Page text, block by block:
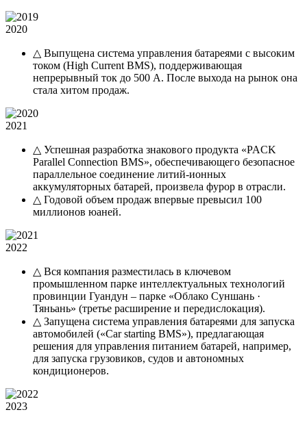
2020
△ Выпущена система управления батареями с высоким
током (High Current BMS), поддерживающая
непрерывный ток до 500 А. После выхода на рынок она
стала хитом продаж.
2021
△ Успешная разработка знакового продукта «PACK
Parallel Connection BMS», обеспечивающего безопасное
параллельное соединение литий-ионных
аккумуляторных батарей, произвела фурор в отрасли.
△ Годовой объем продаж впервые превысил 100
миллионов юаней.
2022
△ Вся компания разместилась в ключевом
промышленном парке интеллектуальных технологий
провинции Гуандун – парке «Облако Суншань ·
Тяньань» (третье расширение и передислокация).
△ Запущена система управления батареями для запуска
автомобилей («Car starting BMS»), предлагающая
решения для управления питанием батарей, например,
для запуска грузовиков, судов и автономных
кондиционеров.
2023